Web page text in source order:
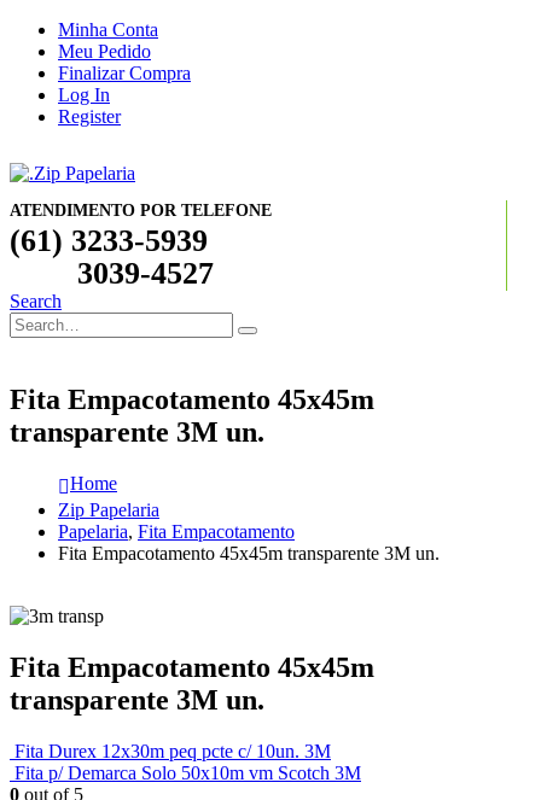
Minha Conta
Meu Pedido
Finalizar Compra
Log In
Register
ATENDIMENTO POR TELEFONE
(61) 3233-5939
3039-4527
Search
Fita Empacotamento 45x45m
transparente 3M un.
Home
Zip Papelaria
Papelaria, Fita Empacotamento
Fita Empacotamento 45x45m transparente 3M un.
Fita Empacotamento 45x45m
transparente 3M un.
Fita Durex 12x30m peq pcte c/ 10un. 3M
Fita p/ Demarca Solo 50x10m vm Scotch 3M
0 out of 5